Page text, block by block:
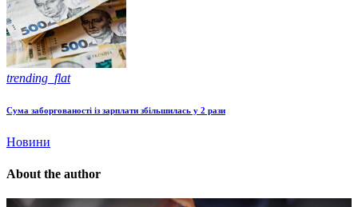
trending_flat
Сума заборгованості із зарплати збільшилась у 2 рази
Новини
About the author